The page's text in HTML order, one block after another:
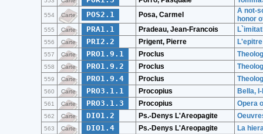
554 Carte POS2.1 Posa, Carmel
A not-
honor
555 Carte PRA1.1 Pradeau, Jean-Francois
556 Carte PRI2.2 Prigent, Pierre
557 Carte PRO1.9.1 Proclus
558 Carte PRO1.9.2 Proclus
559 Carte PRO1.9.4 Proclus
560 Carte PRO3.1.1 Procopius Bella,
561 Carte PRO3.1.3 Procopius Opera
562 Carte DIO1.2 Ps.-Denys L'Areopagite
563 Carte DIO1.4 Ps.-Denys L'Areopagite La